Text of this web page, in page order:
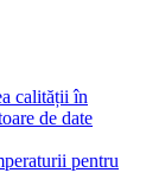
calității în
de date
pentru